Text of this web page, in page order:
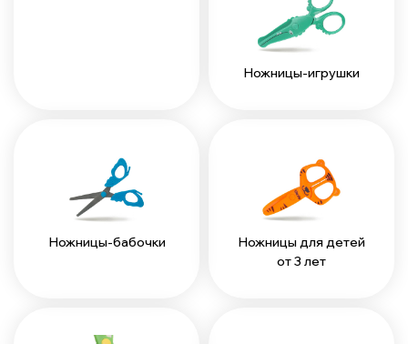
Ножницы-игрушки
Ножницы-бабочки
Ножницы для детей
от 3 лет